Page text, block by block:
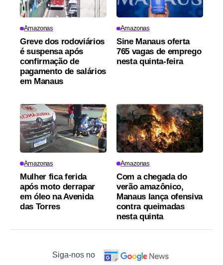
Amazonas
Greve dos rodoviários
é suspensa após
confirmação de
pagamento de salários
em Manaus
Amazonas
Sine Manaus oferta
765 vagas de emprego
nesta quinta-feira
Amazonas
Mulher fica ferida
após moto derrapar
em óleo na Avenida
das Torres
Amazonas
Com a chegada do
verão amazônico,
Manaus lança ofensiva
contra queimadas
nesta quinta
Siga-nos no